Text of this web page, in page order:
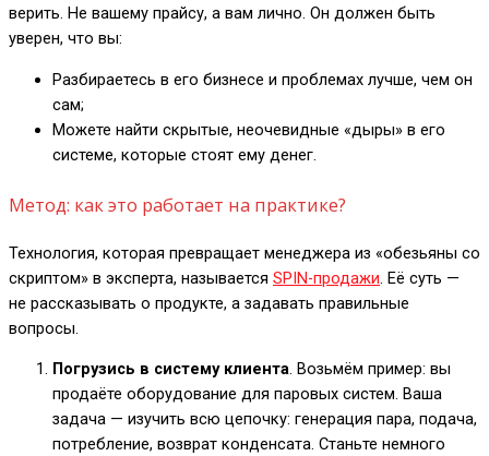
верить. Не вашему прайсу, а вам лично. Он должен быть
уверен, что вы:
Разбираетесь в его бизнесе и проблемах лучше, чем он
сам;
Можете найти скрытые, неочевидные «дыры» в его
системе, которые стоят ему денег.
Метод: как это работает на практике?
Технология, которая превращает менеджера из «обезьяны со
скриптом» в эксперта, называется SPIN-продажи . Её суть —
не рассказывать о продукте, а задавать правильные
вопросы.
Погрузись в систему клиента. Возьмём пример: вы
продаёте оборудование для паровых систем. Ваша
задача — изучить всю цепочку: генерация пара, подача,
потребление, возврат конденсата. Станьте немного